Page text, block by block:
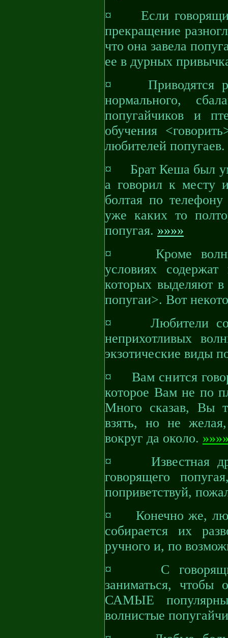
¤ Если говорящий
прекращение
что она завела
ее в дурных
¤ Приводятся
нормального,
попугайчиков и
обучения
любителей попугаев.
¤ Брат Кеша был
а говорил к месту
болтая по
уже каких то
попугая. »»»»
¤ Кроме
условиях
которых выделяют
попугаи>. Вот
¤ Любители
неприхотливых
экзотические виды
¤ Вам снится
которое Вам не по
Много сказав, Вы
взять, но не
вокруг да около.
¤ Известная
говорящего
поприветствуй,
¤ Конечно же,
собирается их
ручного и, по
¤ С говорящими
заниматься, чтобы
САМЫЕ
волнистые